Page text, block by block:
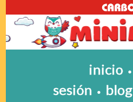
inicio •
sesión • blog